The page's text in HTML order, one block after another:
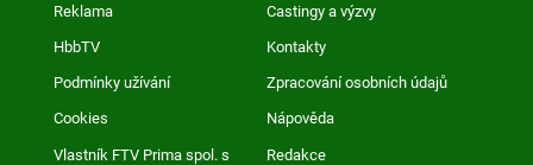
Reklama Castingy a výzvy
HbbTV Kontakty
Podmínky užívání Zpracování osobních údajů
Cookies Nápověda
Vlastník FTV Prima spol. s
Redakce